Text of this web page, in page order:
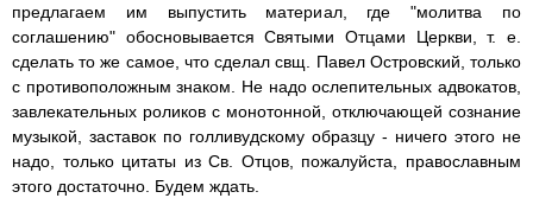
предлагаем им выпустить материал, где "молитва по
соглашению" обосновывается Святыми Отцами Церкви, т. е.
сделать то же самое, что сделал свщ. Павел Островский, только
с противоположным знаком. Не надо ослепительных адвокатов,
завлекательных роликов с монотонной, отключающей сознание
музыкой, заставок по голливудскому образцу - ничего этого не
надо, только цитаты из Св. Отцов, пожалуйста, православным
этого достаточно. Будем ждать.